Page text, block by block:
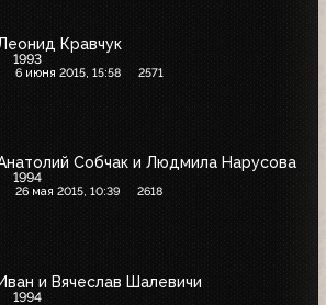
Кравчук
1993
6 июня 2015, 15:58 2571
Собчак и Людмила Нарусова
1994
26 мая 2015, 10:39 2618
Иван и Вячеслав Шалевичи
1994